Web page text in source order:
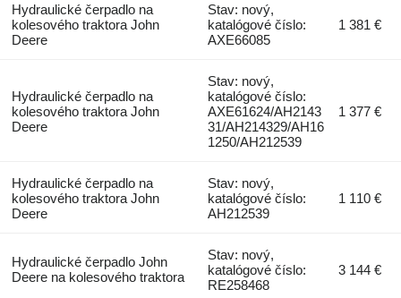
Hydraulické čerpadlo na
kolesového traktora John
Deere
Stav: nový,
katalógové číslo:
AXE66085
1 381 €
Hydraulické čerpadlo na
kolesového traktora John
Deere
Stav: nový,
katalógové číslo:
AXE61624/AH2143
31/AH214329/AH16
1250/AH212539
1 377 €
Hydraulické čerpadlo na
kolesového traktora John
Deere
Stav: nový,
katalógové číslo:
AH212539
1 110 €
Hydraulické čerpadlo John
Deere na kolesového traktora
Stav: nový,
katalógové číslo:
RE258468
3 144 €